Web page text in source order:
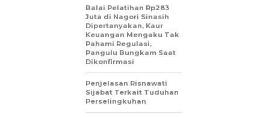
Balai Pelatihan Rp283
Juta di Nagori Sinasih
Dipertanyakan, Kaur
Keuangan Mengaku Tak
Pahami Regulasi,
Pangulu Bungkam Saat
Dikonfirmasi
Penjelasan Risnawati
Sijabat Terkait Tuduhan
Perselingkuhan